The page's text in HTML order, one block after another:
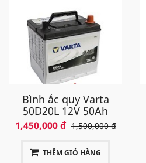
Bình ắc quy Varta
50D20L 12V 50Ah
1,450,000 đ 1,500,000 đ
THÊM GIỎ HÀNG